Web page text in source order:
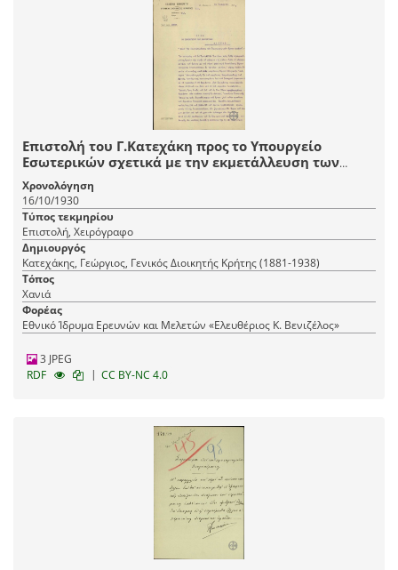
Επιστολή του Γ.Κατεχάκη προς το Υπουργείο
Εσωτερικών σχετικά με την εκμετάλλευση των
υδροηλεκτρικών έργων Χανίων.
Χρονολόγηση
16/10/1930
Τύπος τεκμηρίου
Επιστολή, Χειρόγραφο
Δημιουργός
Κατεχάκης, Γεώργιος, Γενικός Διοικητής Κρήτης (1881-1938)
Τόπος
Χανιά
Φορέας
Εθνικό Ίδρυμα Ερευνών και Μελετών «Ελευθέριος Κ. Βενιζέλος»
3 JPEG
RDF
| CC BY-NC 4.0